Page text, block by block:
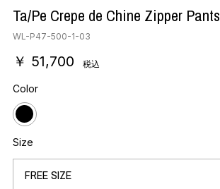
Ta/Pe Crepe de Chine Zipper Pants
WL-P47-500-1-03
￥ 51,700 税込
Color
Size